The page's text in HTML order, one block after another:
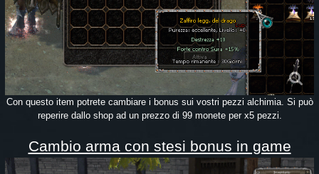
Con questo item potrete cambiare i bonus sui vostri pezzi alchimia. Si può
reperire dallo shop ad un prezzo di 99 monete per x5 pezzi.
Cambio arma con stesi bonus in game